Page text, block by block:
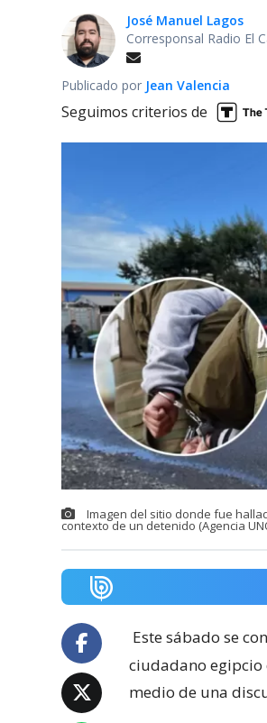
José Manuel Lagos
Corresponsal Radio El
Publicado por Jean Valencia
Seguimos criterios de
Imagen del sitio donde fue
contexto de un detenido (Agencia
Este sábado se
ciudadano egipcio
medio de una